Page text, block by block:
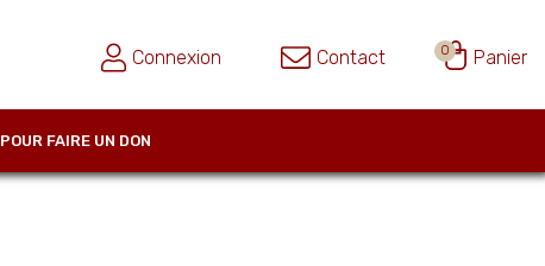
Connexion Contact 0 Panier
POUR FAIRE UN DON